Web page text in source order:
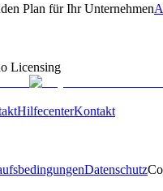
Plan für Ihr Unternehmen
Licensing
HilfecenterKontakt
Datenschutz